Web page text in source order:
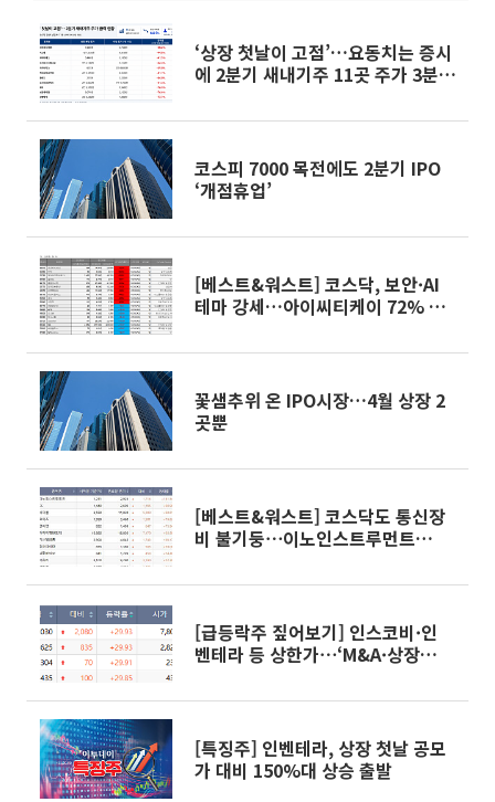
‘상장 첫날이 고점’…요동치는 증시
에 2분기 새내기주 11곳 주가 3분의
코스피 7000 목전에도 2분기 IPO
‘개점휴업’
[베스트&워스트] 코스닥, 보안·AI
테마 강세…아이씨티케이 72% 급
꽃샘추위 온 IPO시장…4월 상장 2
곳뿐
[베스트&워스트] 코스닥도 통신장
비 불기둥⋯이노인스트루먼트
[급등락주 짚어보기] 인스코비·인
벤테라 등 상한가⋯‘M&A·상장
[특징주] 인벤테라, 상장 첫날 공모
가 대비 150%대 상승 출발